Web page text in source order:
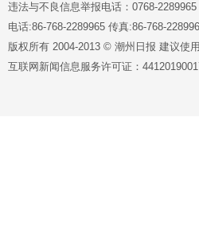
违法与不良信息举报电话：0768-
电话:86-768-2289965 传真:86-768-
版权所有 2004-2013 © 潮州日报 建议使
互联网新闻信息服务许可证：